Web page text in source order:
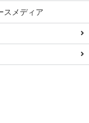
スメディア